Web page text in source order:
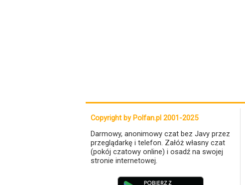
Copyright by Polfan.pl 2001-2025
Darmowy, anonimowy czat bez Javy przez
przeglądarkę i telefon. Załóż własny czat
(pokój czatowy online) i osadź na swojej
stronie internetowej.